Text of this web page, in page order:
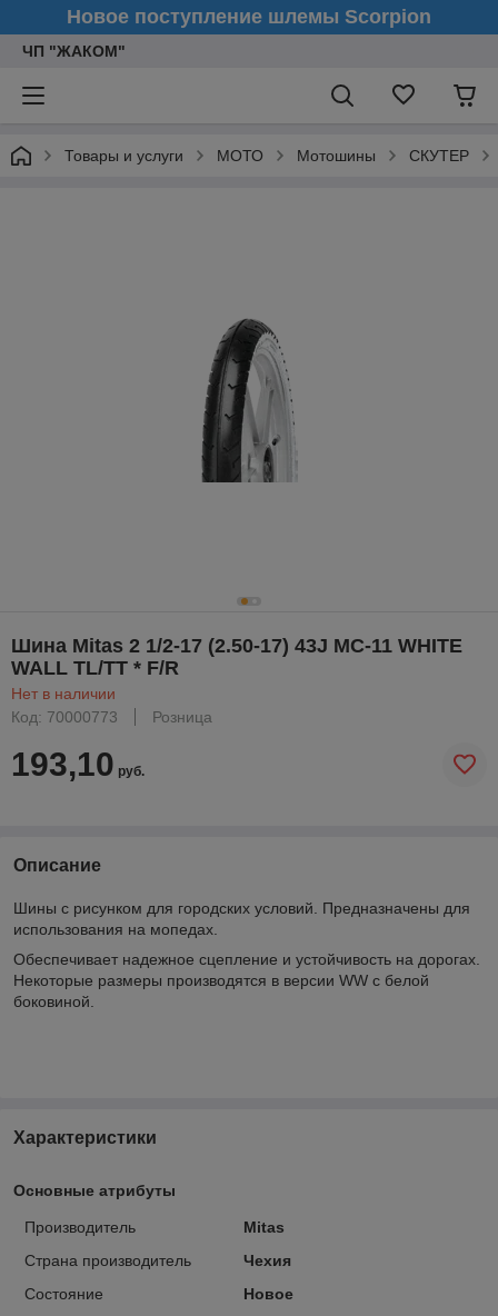
Новое поступление шлемы Scorpion
ЧП "ЖАКОМ"
Товары и услуги МОТО Мотошины СКУТЕР
Шина Mitas 2 1/2-17 (2.50-17) 43J MC-11 WHITE
WALL TL/TT * F/R
Нет в наличии
Код: 70000773
Розница
193,10 руб.
Описание
Шины с рисунком для городских условий. Предназначены для
использования на мопедах.
Обеспечивает надежное сцепление и устойчивость на дорогах.
Некоторые размеры производятся в версии WW с белой
боковиной.
Характеристики
Основные атрибуты
Производитель
Mitas
Страна производитель
Чехия
Состояние
Новое